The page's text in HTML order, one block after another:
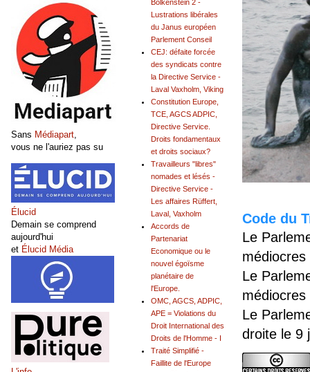
Code du
Le
Le
Le
droite le 9
Bolkenstein 2 -
Lustrations libérales
du Janus européen
Parlement Conseil
CEJ: défaite forcée
des syndicats contre
la Directive Service -
Laval Vaxholm, Viking
Constitution Europe,
TCE, AGCS ADPIC,
Directive Service.
Droits fondamentaux
et droits sociaux?
Travailleurs "libres"
nomades et lésés -
Directive Service -
Les affaires Rüffert,
Laval, Vaxholm
Accords de
Partenariat
Economique ou le
nouvel égoïsme
planétaire de
l'Europe.
OMC, AGCS, ADPIC,
APE = Violations du
Droit International des
Droits de l'Homme - I
Traité Simplifié -
Faillite de l'Europe
Sans Médiapart,
vous ne l'auriez pas su
Élucid
Demain se comprend
aujourd'hui
et Élucid Média